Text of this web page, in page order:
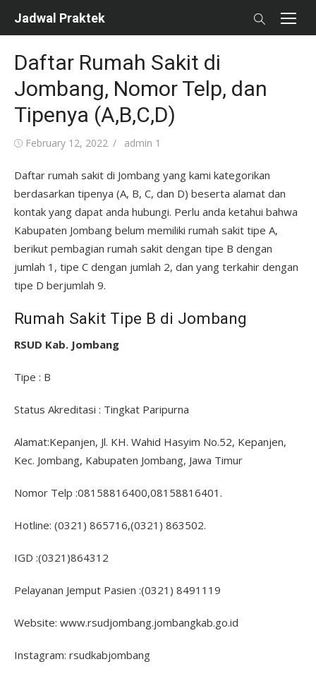
Jadwal Praktek
Daftar Rumah Sakit di
Jombang, Nomor Telp, dan
Tipenya (A,B,C,D)
Posted
February 12, 2022 Author
admin 1
Daftar rumah sakit di Jombang yang kami kategorikan
berdasarkan tipenya (A, B, C, dan D) beserta alamat dan
kontak yang dapat anda hubungi. Perlu anda ketahui bahwa
Kabupaten Jombang belum memiliki rumah sakit tipe A,
berikut pembagian rumah sakit dengan tipe B dengan
jumlah 1, tipe C dengan jumlah 2, dan yang terkahir dengan
tipe D berjumlah 9.
Rumah Sakit Tipe B di Jombang
RSUD Kab. Jombang
Tipe : B
Status Akreditasi : Tingkat Paripurna
Alamat:Kepanjen, Jl. KH. Wahid Hasyim No.52, Kepanjen,
Kec. Jombang, Kabupaten Jombang, Jawa Timur
Nomor Telp :08158816400,08158816401.
Hotline: (0321) 865716,(0321) 863502.
IGD :(0321)864312
Pelayanan Jemput Pasien :(0321) 8491119
Website: www.rsudjombang.jombangkab.go.id
Instagram: rsudkabjombang